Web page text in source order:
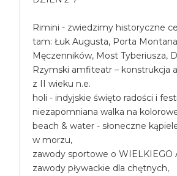
Rimini - zwiedzimy historyczne
tam: Łuk Augusta, Porta
Męczenników, Most Tyberiusza,
Rzymski amfiteatr – konstrukcja
z II wieku n.e.
holi - indyjskie święto radości i
niezapomniana walka na
beach & water - słoneczne
w morzu,
zawody sportowe o WIELKIEGO
zawody pływackie dla chętnych,